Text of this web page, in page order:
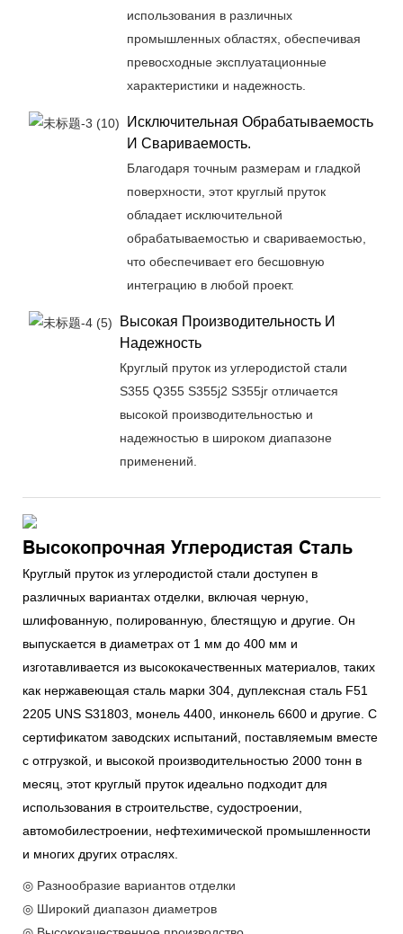
использования в различных
промышленных областях, обеспечивая
превосходные эксплуатационные
характеристики и надежность.
Исключительная Обрабатываемость
И Свариваемость.
Благодаря точным размерам и гладкой
поверхности, этот круглый пруток
обладает исключительной
обрабатываемостью и свариваемостью,
что обеспечивает его бесшовную
интеграцию в любой проект.
Высокая Производительность И
Надежность
Круглый пруток из углеродистой стали
S355 Q355 S355j2 S355jr отличается
высокой производительностью и
надежностью в широком диапазоне
применений.
Высокопрочная Углеродистая Сталь
Круглый пруток из углеродистой стали доступен в
различных вариантах отделки, включая черную,
шлифованную, полированную, блестящую и другие. Он
выпускается в диаметрах от 1 мм до 400 мм и
изготавливается из высококачественных материалов, таких
как нержавеющая сталь марки 304, дуплексная сталь F51
2205 UNS S31803, монель 4400, инконель 6600 и другие. С
сертификатом заводских испытаний, поставляемым вместе
с отгрузкой, и высокой производительностью 2000 тонн в
месяц, этот круглый пруток идеально подходит для
использования в строительстве, судостроении,
автомобилестроении, нефтехимической промышленности
и многих других отраслях.
◎ Разнообразие вариантов отделки
◎ Широкий диапазон диаметров